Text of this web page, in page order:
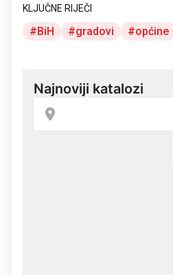
KLJUČNE RIJEČI
BiH gradovi općine